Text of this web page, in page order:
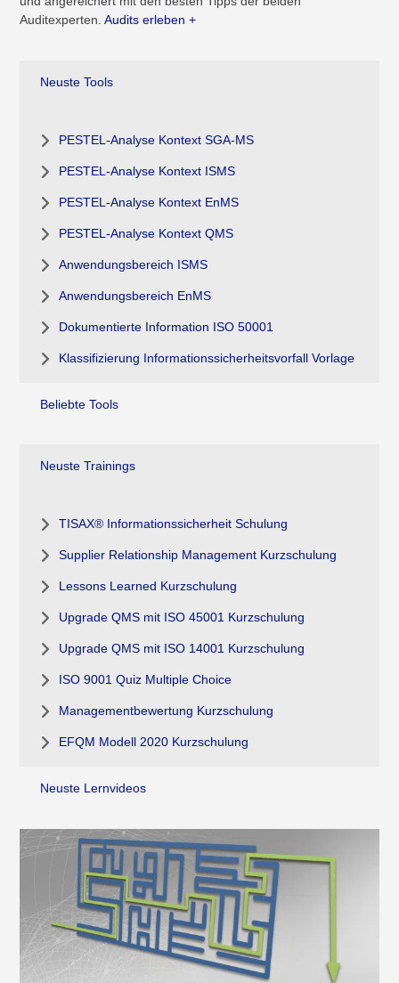
Auditexperten.Audits erleben +
Neuste Tools
PESTEL-Analyse Kontext SGA-MS
PESTEL-Analyse Kontext ISMS
PESTEL-Analyse Kontext EnMS
PESTEL-Analyse Kontext QMS
Anwendungsbereich ISMS
Anwendungsbereich EnMS
Dokumentierte Information ISO 50001
Klassifizierung Informationssicherheitsvorfall Vorlage
Beliebte Tools
Neuste Trainings
TISAX® Informationssicherheit Schulung
Supplier Relationship Management Kurzschulung
Lessons Learned Kurzschulung
Upgrade QMS mit ISO 45001 Kurzschulung
Upgrade QMS mit ISO 14001 Kurzschulung
ISO 9001 Quiz Multiple Choice
Managementbewertung Kurzschulung
EFQM Modell 2020 Kurzschulung
Neuste Lernvideos